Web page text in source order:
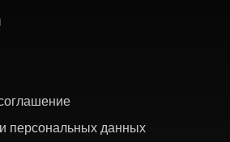
персональных данных